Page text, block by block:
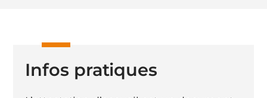
Infos pratiques